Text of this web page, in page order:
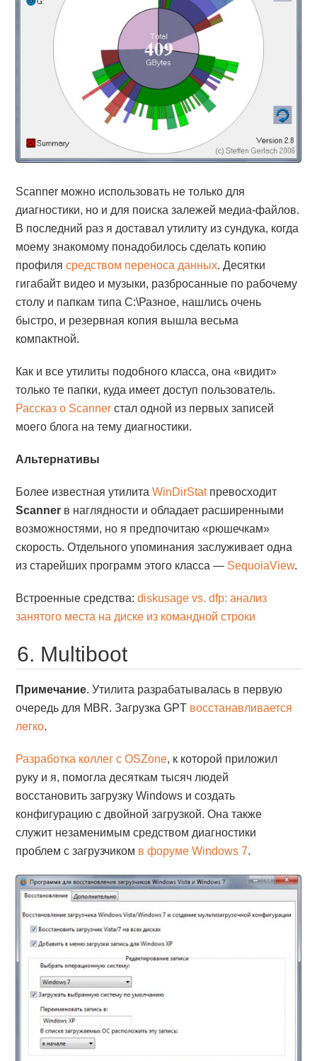
Scanner можно использовать не только для
диагностики, но и для поиска залежей медиа-файлов.
В последний раз я доставал утилиту из сундука, когда
моему знакомому понадобилось сделать копию
профилясредством переноса данных. Десятки
гигабайт видео и музыки, разбросанные по рабочему
столу и папкам типа C:\Разное, нашлись очень
быстро, и резервная копия вышла весьма
компактной.
Как и все утилиты подобного класса, она «видит»
только те папки, куда имеет доступ пользователь.
Рассказ о Scanner стал одной из первых записей
моего блога на тему диагностики.
Альтернативы
Более известная утилитаWinDirStatпревосходит
Scanner в наглядности и обладает расширенными
возможностями, но я предпочитаю «рюшечкам»
скорость. Отдельного упоминания заслуживает одна
из старейших программ этого класса — SequoiaView.
Встроенные средства:diskusage vs. dfp: анализ
занятого места на диске из командной строки
6. Multiboot
Примечание. Утилита разрабатывалась в первую
очередь для MBR. Загрузка GPT восстанавливается
легко.
Разработка коллег с OSZone, к которой приложил
руку и я, помогла десяткам тысяч людей
восстановить загрузку Windows и создать
конфигурацию с двойной загрузкой. Она также
служит незаменимым средством диагностики
проблем с загрузчиком в форуме Windows 7.